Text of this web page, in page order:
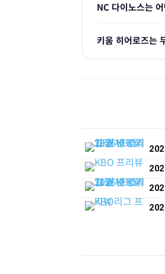
NC 다이노스는
키움 히어로즈는